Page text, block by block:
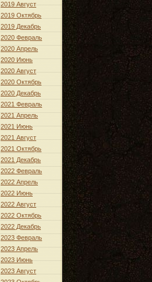
2019 Август
2019 Октябрь
2019 Декабрь
2020 Февраль
2020 Апрель
2020 Июнь
2020 Август
2020 Октябрь
2020 Декабрь
2021 Февраль
2021 Апрель
2021 Июнь
2021 Август
2021 Октябрь
2021 Декабрь
2022 Февраль
2022 Апрель
2022 Июнь
2022 Август
2022 Октябрь
2022 Декабрь
2023 Февраль
2023 Апрель
2023 Июнь
2023 Август